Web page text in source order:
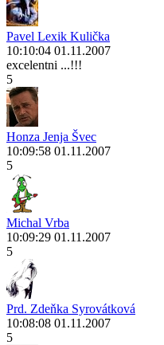
Pavel Lexik Kulička
10:10:04 01.11.2007
excelentni ...!!!
5
Honza Jenja Švec
10:09:58 01.11.2007
5
Michal Vrba
10:09:29 01.11.2007
5
Prd. Zdeňka Syrovátková
10:08:08 01.11.2007
5